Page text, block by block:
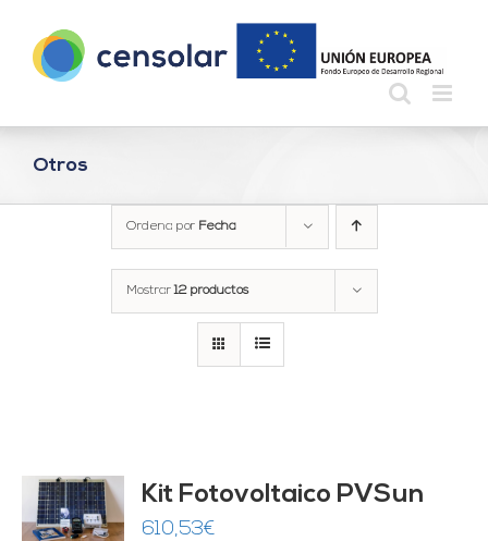
contenido
Otros
Ordena por Fecha
Mostrar12 productos
Kit Fotovoltaico PVSun
610,53€